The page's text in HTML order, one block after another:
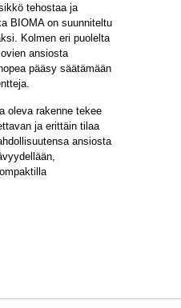
tehostaa ja
BIOMA on suunniteltu
Kolmen eri puolelta
ansiosta
pääsy säätämään
oleva rakenne tekee
ja erittäin tilaa
ansiosta